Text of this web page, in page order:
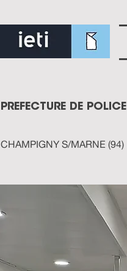
PREFECTURE DE POLICE
CHAMPIGNY S/MARNE (94)